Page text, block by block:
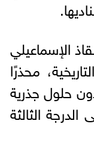
الإسماعيلي
محذرًا
حلول جذرية
الثالثة